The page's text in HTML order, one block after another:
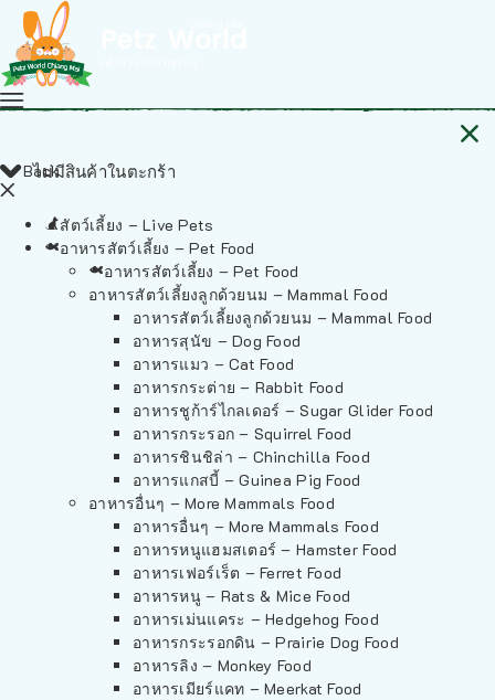
ไม่มีสินค้าในตะกร้า
Back
สัตว์เลี้ยง – Live Pets
อาหารสัตว์เลี้ยง – Pet Food
อาหารสัตว์เลี้ยง – Pet Food
อาหารสัตว์เลี้ยงลูกด้วยนม – Mammal Food
อาหารสัตว์เลี้ยงลูกด้วยนม – Mammal Food
อาหารสุนัข – Dog Food
อาหารแมว – Cat Food
อาหารกระต่าย – Rabbit Food
อาหารชูก้าร์ไกลเดอร์ – Sugar Glider Food
อาหารกระรอก – Squirrel Food
อาหารชินชิล่า – Chinchilla Food
อาหารแกสบี้ – Guinea Pig Food
อาหารอื่นๆ – More Mammals Food
อาหารอื่นๆ – More Mammals Food
อาหารหนูแฮมสเตอร์ – Hamster Food
อาหารเฟอร์เร็ต – Ferret Food
อาหารหนู – Rats & Mice Food
อาหารเม่นแคระ – Hedgehog Food
อาหารกระรอกดิน – Prairie Dog Food
อาหารลิง – Monkey Food
อาหารเมียร์แคท – Meerkat Food